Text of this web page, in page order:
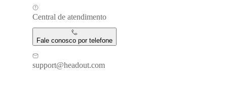
Central de atendimento
Fale conosco por telefone
support@headout.com